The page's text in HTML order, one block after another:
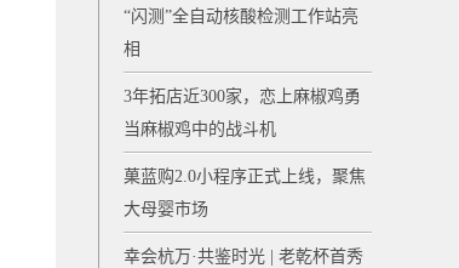
“闪测”全自动核酸检测工作站亮
相
3年拓店近300家，恋上麻椒鸡勇
当麻椒鸡中的战斗机
菓蓝购2.0小程序正式上线，聚焦
大母婴市场
幸会杭万·共鉴时光 | 老乾杯首秀